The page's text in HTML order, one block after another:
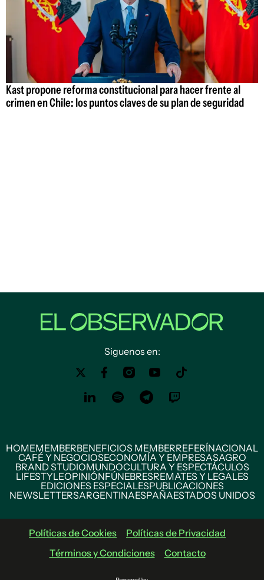
Kast propone reforma constitucional para hacer frente al
crimen en Chile: los puntos claves de su plan de seguridad
Siguenos en:
HOMEMEMBERBENEFICIOS MEMBERREFERÍNACIONAL
CAFÉ Y NEGOCIOSECONOMÍA Y EMPRESASAGRO
BRAND STUDIOMUNDOCULTURA Y ESPECTÁCULOS
LIFESTYLEOPINIÓNFÚNEBRESREMATES Y LEGALES
EDICIONES ESPECIALESPUBLICACIONES
NEWSLETTERSARGENTINAESPAÑAESTADOS UNIDOS
Políticas de Cookies
Políticas de Privacidad
Términos y Condiciones
Contacto